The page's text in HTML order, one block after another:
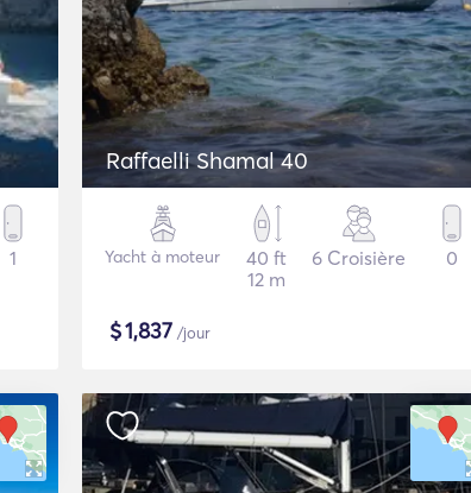
1
Raffaelli Shamal 40
Yacht à moteur
40 ft
12 m
6 Croisière 0
$1,837 /jour